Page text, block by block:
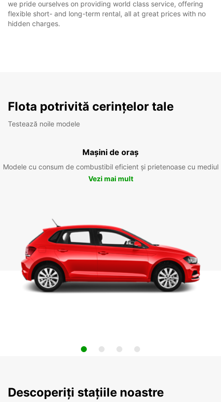
we pride ourselves on providing world class service, offering
flexible short- and long-term rental, all at great prices with no
hidden charges.
Flota potrivită cerințelor tale
Testează noile modele
Mașini de oraș
Modele cu consum de combustibil eficient și prietenoase cu mediul
Vezi mai mult
Descoperiți stațiile noastre